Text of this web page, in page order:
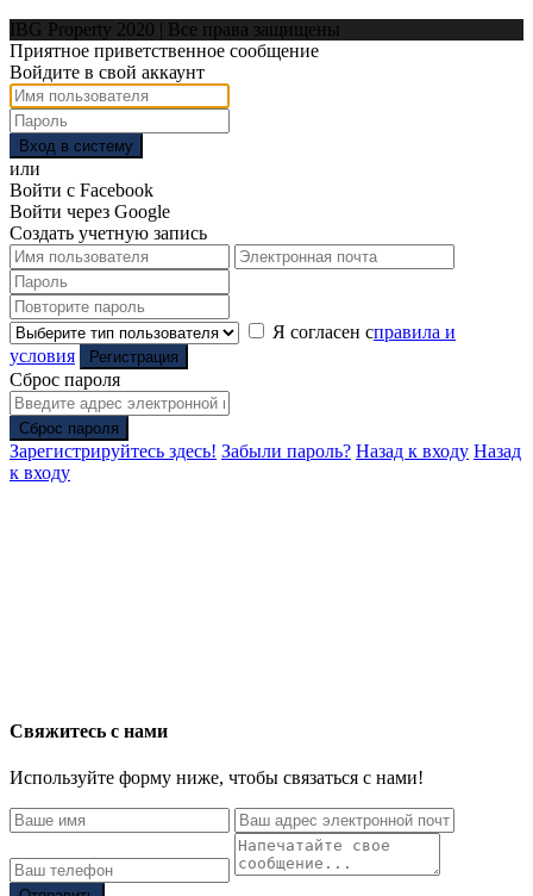
IBG Property 2020 | Все права защищены
Приятное приветственное сообщение
Войдите в свой аккаунт
Вход в систему
или
Войти с Facebook
Войти через Google
Создать учетную запись
Я согласен справила и
условия
Регистрация
Сброс пароля
Сброс пароля
Зарегистрируйтесь здесь! Забыли пароль? Назад к входу Назад
к входу
Свяжитесь с нами
Используйте форму ниже, чтобы связаться с нами!